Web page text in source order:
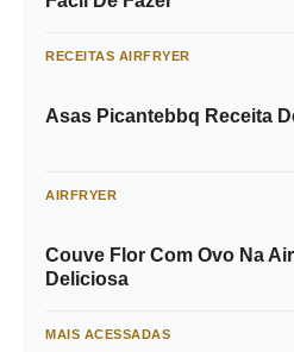
RECEITAS AIRFRYER
Asas Picantebbq Receita
AIRFRYER
Couve Flor Com Ovo Na
Deliciosa
MAIS ACESSADAS